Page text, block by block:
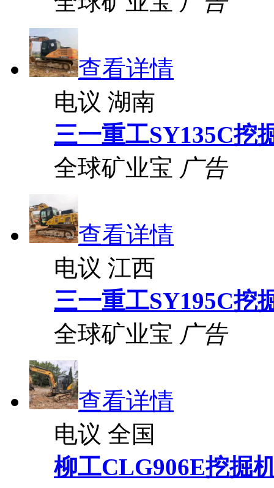
查看详情
电议 湖南
三一重工SY135C挖
全球矿业宝 广告
查看详情
电议 江西
三一重工SY195C挖
全球矿业宝 广告
查看详情
电议 全国
柳工CLG906E挖掘